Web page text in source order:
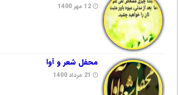
12 مهر 1400
محفل شعر و آوا
21 مرداد 1400